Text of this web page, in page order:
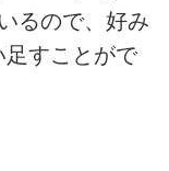
るので、好み
すことがで